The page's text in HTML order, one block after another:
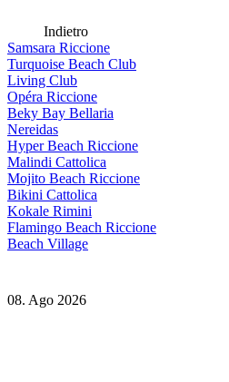
Indietro
Samsara Riccione
Turquoise Beach Club
Living Club
Opéra Riccione
Beky Bay Bellaria
Nereidas
Hyper Beach Riccione
Malindi Cattolica
Mojito Beach Riccione
Bikini Cattolica
Kokale Rimini
Flamingo Beach Riccione
Beach Village
08. Ago 2026